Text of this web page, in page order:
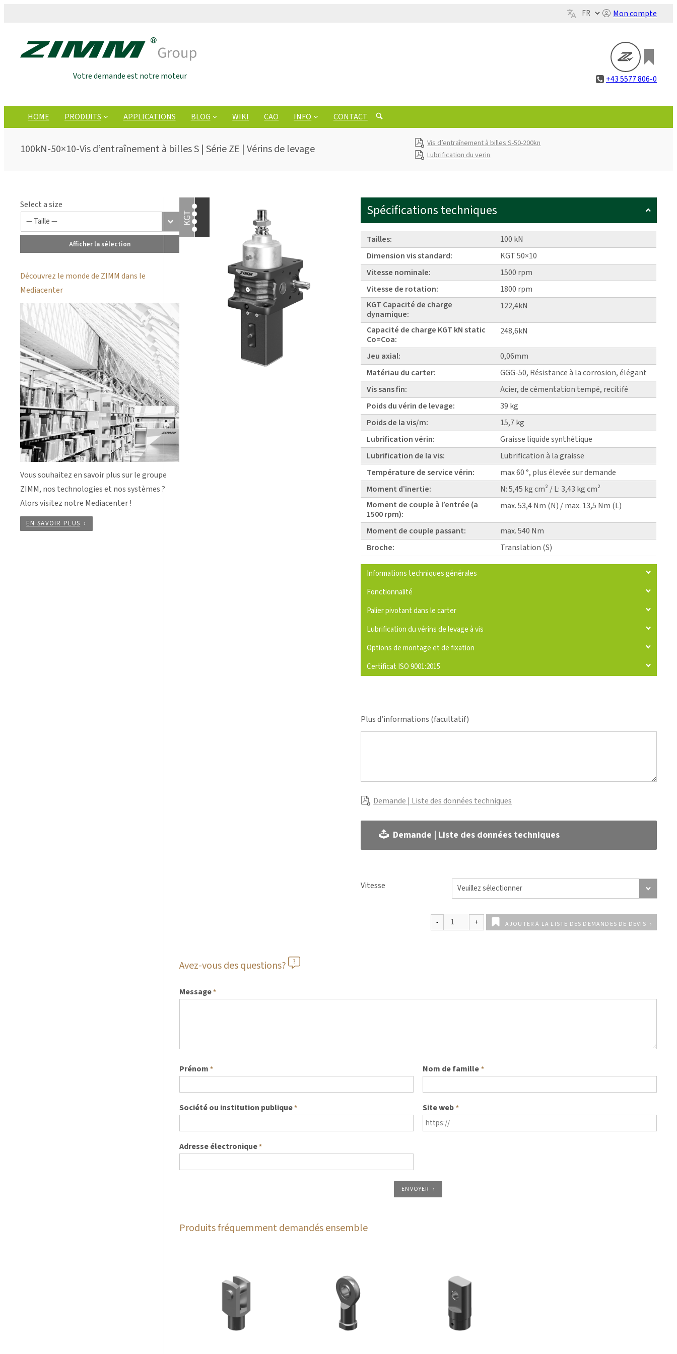
Mon compte
Votre demande est notre moteur +43 5577 806-0
HOME PRODUITS APPLICATIONS BLOG WIKI CAO INFO CONTACT
100kN-50×10-Vis d’entraînement à billes S | Série ZE | Vérins de levage
Vis d’entraînement à billes S-50-200kn
Lubrification du verin
Select a size
Afficher la sélection
Découvrez le monde de ZIMM dans le
Mediacenter
Vous souhaitez en savoir plus sur le groupe
ZIMM, nos technologies et nos systèmes ?
Alors visitez notre Mediacenter !
EN SAVOIR PLUS
Spécifications techniques
Tailles:
100 kN
Dimension vis standard:
KGT 50×10
Vitesse nominale:
1500 rpm
Vitesse de rotation:
1800 rpm
KGT Capacité de charge
dynamique:
122,4kN
Capacité de charge KGT kN static
Co=Coa:
248,6kN
Jeu axial:
0,06mm
Matériau du carter:
GGG-50, Résistance à la corrosion, élégant
Vis sans fin:
Acier, de cémentation tempé, recitifé
Poids du vérin de levage:
39 kg
Poids de la vis/m:
15,7 kg
Lubrification vérin:
Graisse liquide synthétique
Lubrification de la vis:
Lubrification à la graisse
Température de service vérin:
max 60 °, plus élevée sur demande
Moment d’inertie:
N: 5,45 kg cm² / L: 3,43 kg cm²
Moment de couple à l’entrée (a
1500 rpm):
max. 53,4 Nm (N) / max. 13,5 Nm (L)
Moment de couple passant:
max. 540 Nm
Broche:
Translation (S)
Informations techniques générales
Fonctionnalité
Palier pivotant dans le carter
Lubrification du vérins de levage à vis
Options de montage et de fixation
Certificat ISO 9001:2015
Plus d’informations (facultatif)
Demande | Liste des données techniques
Demande | Liste des données techniques
Vitesse
AJOUTER À LA LISTE DES DEMANDES DE DEVIS
Avez-vous des questions?
Message*
Prénom * Nom de famille *
Société ou institution publique* Site web *
Adresse électronique*
ENVOYER
Produits fréquemment demandés ensemble